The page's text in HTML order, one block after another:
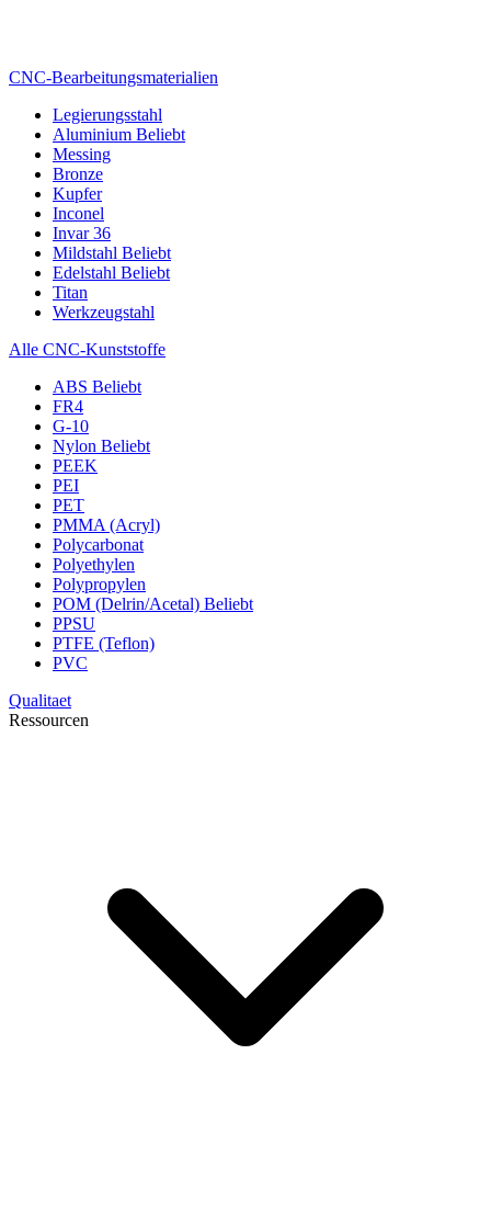
CNC-Bearbeitungsmaterialien
Legierungsstahl
Aluminium Beliebt
Messing
Bronze
Kupfer
Inconel
Invar 36
Mildstahl Beliebt
Edelstahl Beliebt
Titan
Werkzeugstahl
Alle CNC-Kunststoffe
ABS Beliebt
FR4
G-10
Nylon Beliebt
PEEK
PEI
PET
PMMA (Acryl)
Polycarbonat
Polyethylen
Polypropylen
POM (Delrin/Acetal) Beliebt
PPSU
PTFE (Teflon)
PVC
Qualitaet
Ressourcen